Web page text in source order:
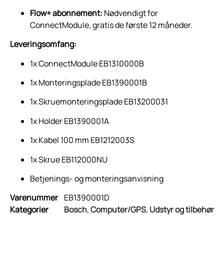
Flow+ abonnement: Nødvendigt for
ConnectModule, gratis de første 12 måneder.
Leveringsomfang:
1x ConnectModule EB1310000B
1x Monteringsplade EB1390001B
1x Skruemonteringsplade EB13200031
1x Holder EB1390001A
1x Kabel 100 mm EB1212003S
1x Skrue EB112000NU
Betjenings- og monteringsanvisning
Varenummer EB1390001D
Kategorier
Bosch,Computer/GPS, Udstyr og tilbehør